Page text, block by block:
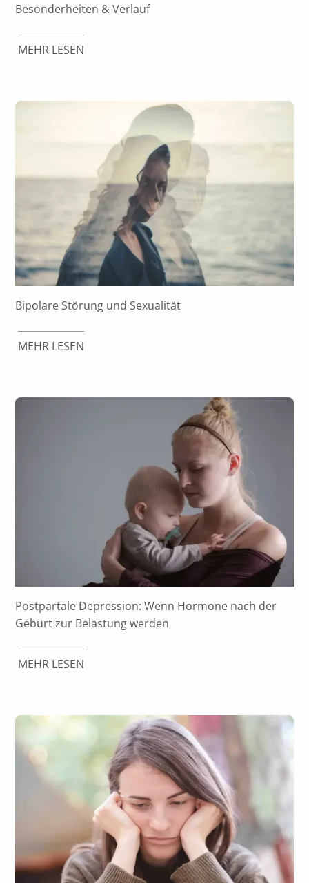
Besonderheiten & Verlauf
MEHR LESEN
Bipolare Störung und Sexualität
MEHR LESEN
Postpartale Depression: Wenn Hormone nach der
Geburt zur Belastung werden
MEHR LESEN